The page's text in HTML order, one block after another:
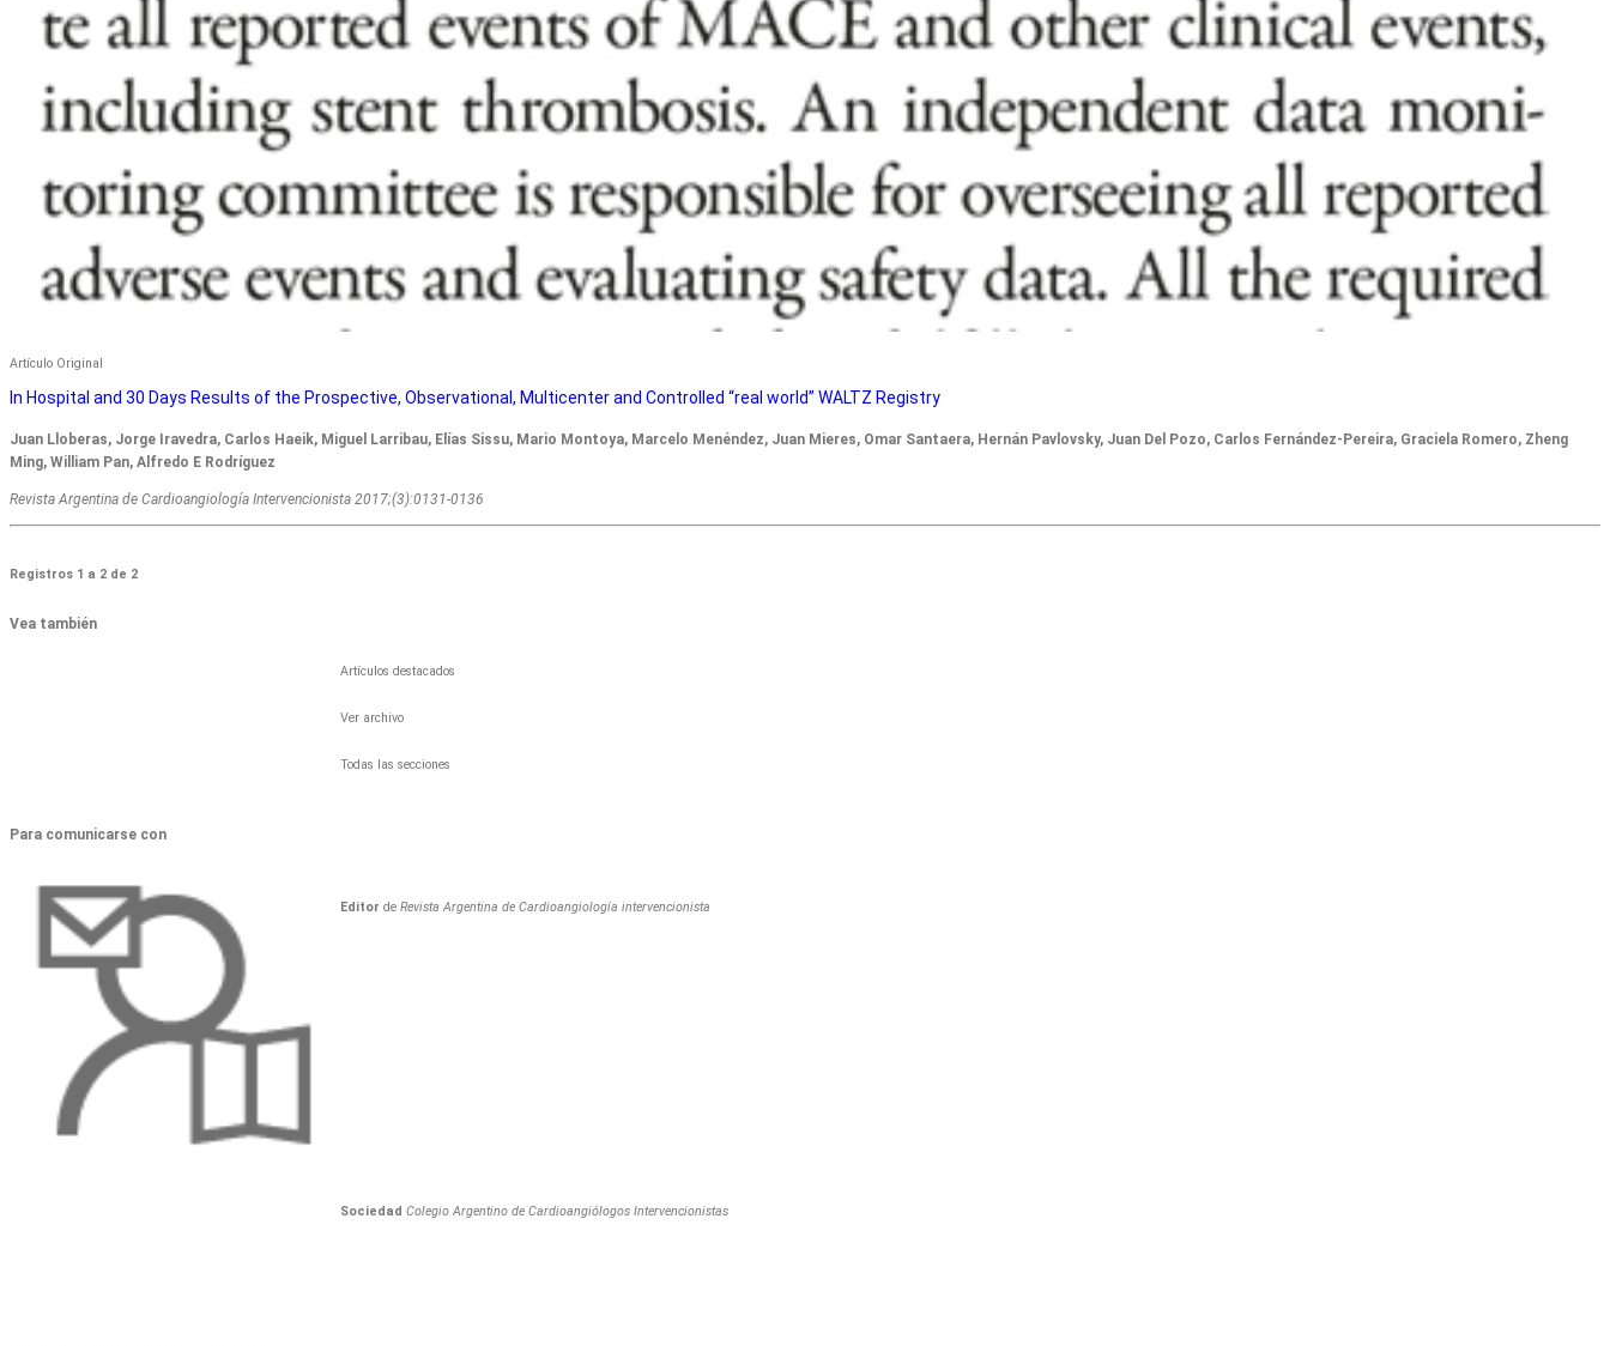
Artículo Original
In Hospital and 30 Days Results of the Prospective, Observational, Multicenter and Controlled “real world” WALTZ Registry
Juan Lloberas, Jorge Iravedra, Carlos Haeik, Miguel Larribau, Elías Sissu, Mario Montoya, Marcelo Menéndez, Juan Mieres, Omar Santaera, Hernán Pavlovsky, Juan Del Pozo, Carlos Fernández-Pereira, Graciela Romero, Zheng
Ming, William Pan, Alfredo E Rodríguez
Revista Argentina de Cardioangiologí­a Intervencionista 2017;(3):0131-0136
Registros 1 a 2 de 2
Vea también
Artículos destacados
Ver archivo
Todas las secciones
Para comunicarse con
Editor deRevista Argentina de Cardioangiología intervencionista
Sociedad Colegio Argentino de Cardioangiólogos Intervencionistas